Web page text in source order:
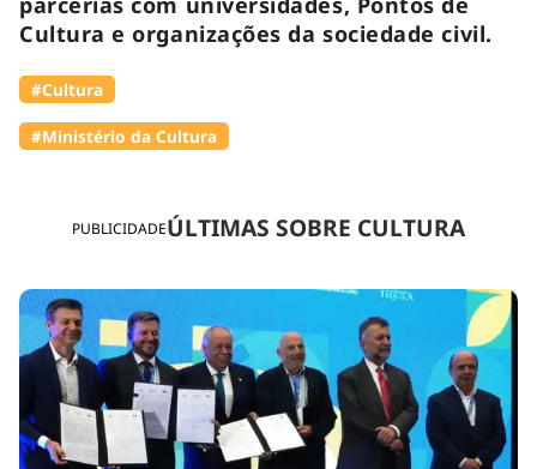
PUBLICIDADEÚLTIMAS SOBRE CULTURA
Cultura e organizações da sociedade civil.
#Cultura
#Ministério da Cultura